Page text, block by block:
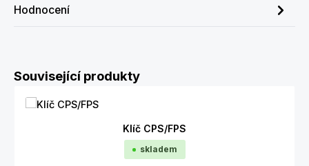
Hodnocení
Přeskočit galerii produktů
Související produkty
Klíč CPS/FPS
skladem